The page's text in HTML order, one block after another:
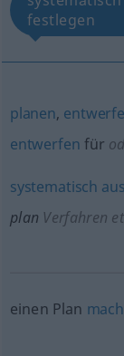
festlegen
planen,
entwerfen für od
systematisch
plan Verfahren
einen Plan